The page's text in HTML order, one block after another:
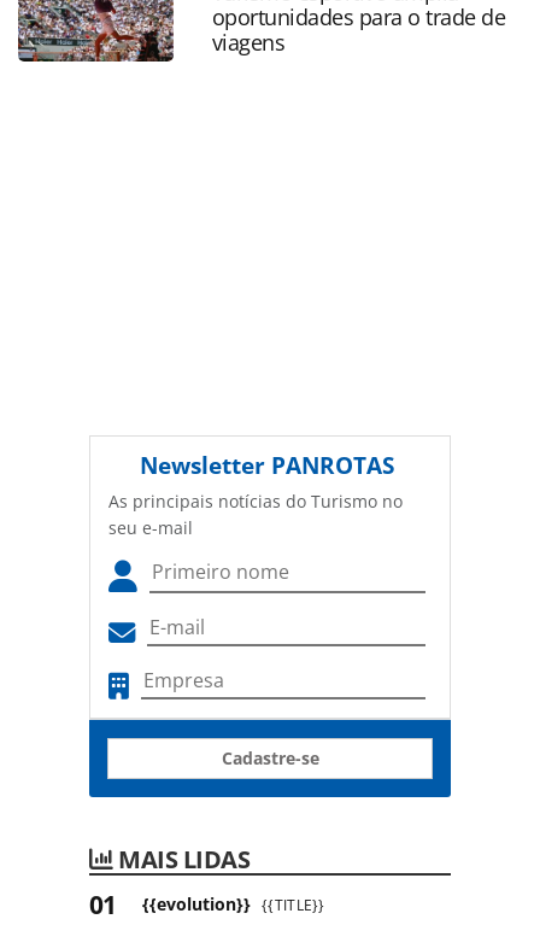
Editora é protegido pela legislação brasileira sobre direito
autoral. Não reproduza o conteúdo sem autorização da
oportunidades para o trade de
viagens
Newsletter PANROTAS
As principais notícias do Turismo no
seu e-mail
Cadastre-se
MAIS LIDAS
{{evolution}} {{TITLE}}